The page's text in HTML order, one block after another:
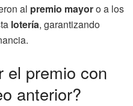
al premio mayoro a los
lotería, garantizando
el premio con
anterior?